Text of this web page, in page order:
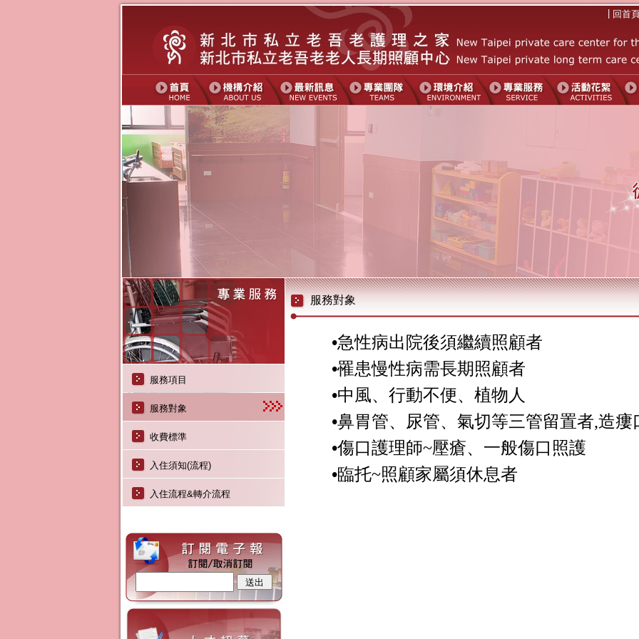
回首
服務項目
服務對象
收費標準
入住須知(流程)
入住流程&轉介流程
服務對象
•急性病出院後須繼續照顧者
•罹患慢性病需長期照顧者
•中風、行動不便、植物人
•鼻胃管、尿管、氣切等三管留置者,造瘻
•傷口護理師~壓瘡、一般傷口照護
•臨托~照顧家屬須休息者